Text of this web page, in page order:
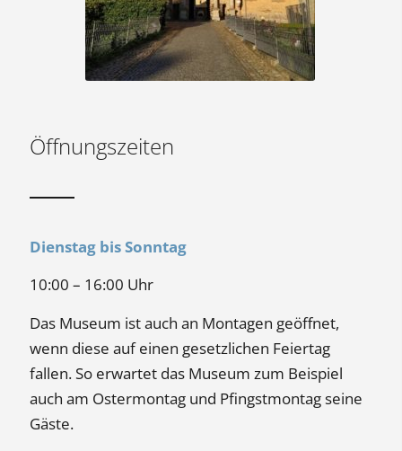
Öffnungszeiten
Dienstag bis Sonntag
10:00 – 16:00 Uhr
Das Museum ist auch an Montagen geöffnet,
wenn diese auf einen gesetzlichen Feiertag
fallen. So erwartet das Museum zum Beispiel
auch am Ostermontag und Pfingstmontag seine
Gäste.